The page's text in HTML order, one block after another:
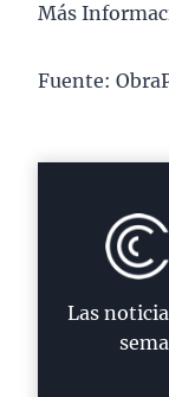
Más
Fuente:
Las